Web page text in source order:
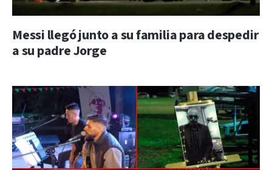
Messi llegó junto a su familia para despedir
a su padre Jorge